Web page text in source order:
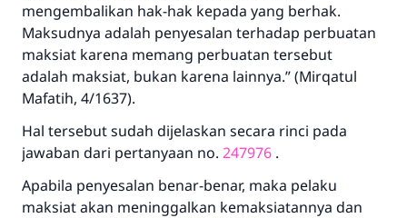
mengembalikan hak-hak kepada yang berhak.
Maksudnya adalah penyesalan terhadap perbuatan
maksiat karena memang perbuatan tersebut
adalah maksiat, bukan karena lainnya.” (Mirqatul
Mafatih, 4/1637).
Hal tersebut sudah dijelaskan secara rinci pada
jawaban dari pertanyaan no. 247976 .
Apabila penyesalan benar-benar, maka pelaku
maksiat akan meninggalkan kemaksiatannya dan